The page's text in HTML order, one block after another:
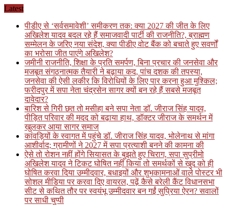
Skip
content
Latest
पीडीए से ‘सर्वसमावेशी’ समीकरण तक: क्या 2027 की जीत के लिए
अखिलेश यादव बदल रहे हैं समाजवादी पार्टी की राजनीति?, ब्राह्मण
सम्मेलन के जरिए नया संदेश, क्या पीडीए वोट बैंक को बचाते हुए सवर्णों
का भरोसा जीत पाएंगे अखिलेश?
जमीनी राजनीति, शिक्षा के प्रति समर्पण, बिना प्रचार की जनसेवा और
मजबूत संगठनात्मक तैयारी ने बढ़ाया कद, पांच दशक की तपस्या,
जनसेवा की ऐसी लकीर कि विरोधियों के लिए पार करना हुआ मुश्किल;
फरीदपुर में सपा नेता चंद्रसेन सागर क्यों बन रहे हैं सबसे मजबूत
दावेदार?
बारिश से गिरी छत तो मसीहा बने सपा नेता डॉ. जीराज सिंह यादव,
पीड़ित परिवार की मदद को बढ़ाया हाथ, डॉक्टर जीराज के समर्थन में
खुलकर आया सागर समाज
कांवड़ियों के स्वागत में पहुंचे डॉ. जीराज सिंह यादव, भोलेनाथ से मांगा
आशीर्वाद; ग्रामीणों ने 2027 में सपा प्रत्याशी बनने की कामना की
ऐसे तो रोशन नहीं होंगे सियासत के बुझते हुए चिराग, सपा सुप्रीमो
अखिलेश यादव ने टिकट घोषित नहीं किया तो समर्थकों से खुद को ही
घोषित करवा दिया उम्मीदवार, बधाइयों और शुभकामनाओं वाले पोस्टर भी
सोशल मीडिया पर करवा दिए वायरल, पढ़ें कैसे बरेली कैंट विधानसभा
सीट से कथित तौर पर स्वयंभू उम्मीदवार बन गईं सुप्रिया ऐरन? सवालों
पर साधी चुप्पी